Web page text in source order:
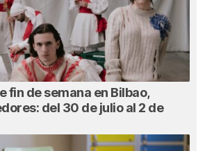
fin de semana en Bilbao,
del 30 de julio al 2 de